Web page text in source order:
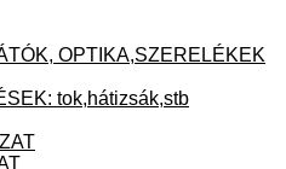
OPTIKA,SZERELÉKEK
tok,hátizsák,stb